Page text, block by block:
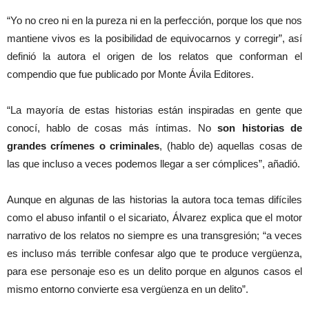
“Yo no creo ni en la pureza ni en la perfección, porque los que nos
mantiene vivos es la posibilidad de equivocarnos y corregir”, así
definió la autora el origen de los relatos que conforman el
compendio que fue publicado por Monte Ávila Editores.
“La mayoría de estas historias están inspiradas en gente que
conocí, hablo de cosas más íntimas. Noson historias de
grandes crímenes o criminales, (hablo de) aquellas cosas de
las que incluso a veces podemos llegar a ser cómplices”, añadió.
Aunque en algunas de las historias la autora toca temas difíciles
como el abuso infantil o el sicariato, Álvarez explica que el motor
narrativo de los relatos no siempre es una transgresión; “a veces
es incluso más terrible confesar algo que te produce vergüenza,
para ese personaje eso es un delito porque en algunos casos el
mismo entorno convierte esa vergüenza en un delito”.